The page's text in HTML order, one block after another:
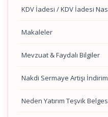
KDV İadesi / KDV İadesi
Makaleler
Mevzuat & Faydalı Bilgiler
Nakdi Sermaye Artışı
Neden Yatırım Teşvik